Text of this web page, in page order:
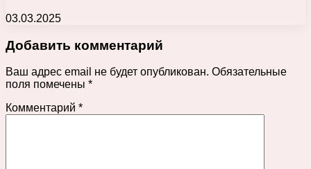
03.03.2025
Добавить комментарий
Ваш адрес email не будет опубликован. Обязательные
поля помечены *
Комментарий *